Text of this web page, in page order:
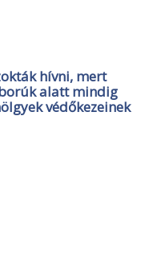
hívni, mert
alatt mindig
védőkezeinek